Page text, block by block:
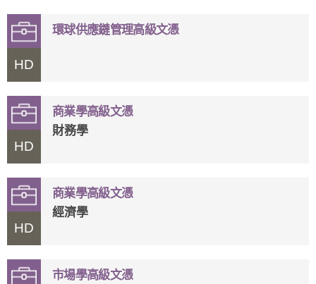
HD
環球供應鏈管理高級文憑
HD
商業學高級文憑
財務學
HD
商業學高級文憑
經濟學
市場學高級文憑